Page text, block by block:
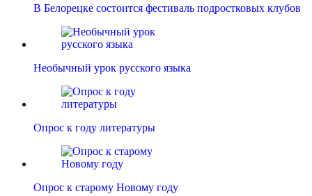
В Белорецке состоится фестиваль подростковых клубов
Необычный урок русского языка
Опрос к году литературы
Опрос к старому Новому году